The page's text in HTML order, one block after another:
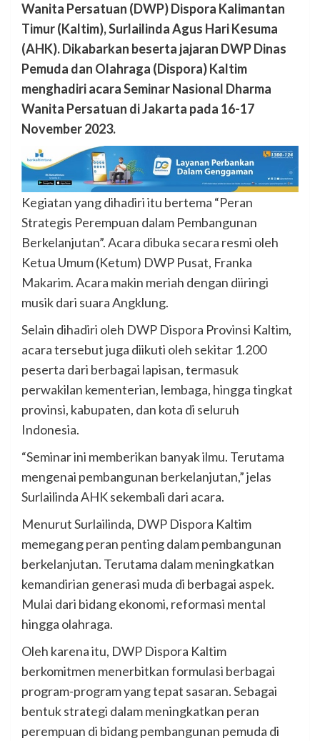
Wanita Persatuan (DWP) Dispora Kalimantan
Timur (Kaltim), Surlailinda Agus Hari Kesuma
(AHK). Dikabarkan beserta jajaran DWP Dinas
Pemuda dan Olahraga (Dispora) Kaltim
menghadiri acara Seminar Nasional Dharma
Wanita Persatuan di Jakarta pada 16-17
November 2023.
Kegiatan yang dihadiri itu bertema “Peran
Strategis Perempuan dalam Pembangunan
Berkelanjutan”. Acara dibuka secara resmi oleh
Ketua Umum (Ketum) DWP Pusat, Franka
Makarim. Acara makin meriah dengan diiringi
musik dari suara Angklung.
Selain dihadiri oleh DWP Dispora Provinsi Kaltim,
acara tersebut juga diikuti oleh sekitar 1.200
peserta dari berbagai lapisan, termasuk
perwakilan kementerian, lembaga, hingga tingkat
provinsi, kabupaten, dan kota di seluruh
Indonesia.
“Seminar ini memberikan banyak ilmu. Terutama
mengenai pembangunan berkelanjutan,” jelas
Surlailinda AHK sekembali dari acara.
Menurut Surlailinda, DWP Dispora Kaltim
memegang peran penting dalam pembangunan
berkelanjutan. Terutama dalam meningkatkan
kemandirian generasi muda di berbagai aspek.
Mulai dari bidang ekonomi, reformasi mental
hingga olahraga.
Oleh karena itu, DWP Dispora Kaltim
berkomitmen menerbitkan formulasi berbagai
program-program yang tepat sasaran. Sebagai
bentuk strategi dalam meningkatkan peran
perempuan di bidang pembangunan pemuda di